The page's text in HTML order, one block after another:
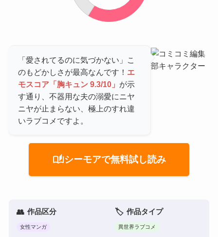
「愛されてるのに気づかない」こ
のもどかしさが最高なんです！ エ
モスコア「胸キュン 9.3/10」 が示
す通り、不器用な夫の溺愛にニヤ
ニヤが止まらない、極上のすれ違
いラブコメですよ。
auto_storiesシーモアで無料試し読み
作品区分
女性マンガ
作品タイプ
異世界ラブコメ